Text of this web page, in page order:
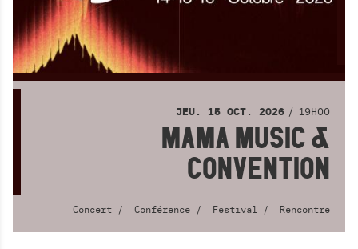
JEU. 15 OCT. 2026 19H00
MAMA MUSIC &
CONVENTION
Concert Conférence Festival Rencontre